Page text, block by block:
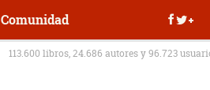
Comunidad
113.600 libros, 24.686 autores y 96.723